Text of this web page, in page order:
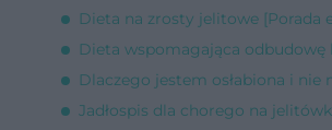
Dieta na zrosty jelitowe [Porada
Dieta wspomagająca
Dlaczego jestem osłabiona i
Jadłospis dla chorego na